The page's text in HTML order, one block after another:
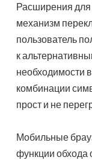
Расширения для
механизм
пользователь
к
необходимости
комбинации
прост и не
Мобильные
функции обхода